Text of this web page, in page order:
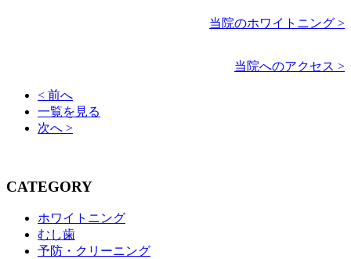
当院のホワイトニング >
当院へのアクセス >
< 前へ
一覧を見る
次へ >
CATEGORY
ホワイトニング
むし歯
予防・クリーニング